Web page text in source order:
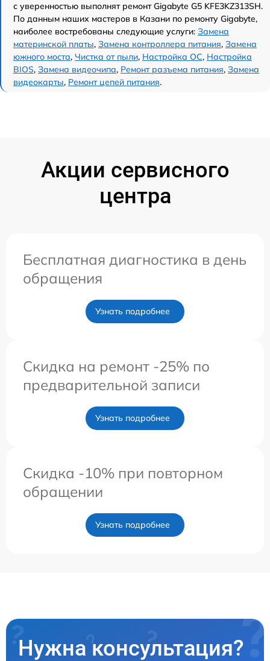
с уверенностью выполнят ремонт Gigabyte G5 KFE3KZ313SH.
По данным наших мастеров в Казани по ремонту Gigabyte,
наиболее востребованы следующие услуги: Замена
материнской платы, Замена контроллера питания, Замена
южного моста, Чистка от пыли, Настройка ОС, Настройка
BIOS, Замена видеочипа, Ремонт разъема питания, Замена
видеокарты, Ремонт цепей питания.
Акции сервисного
центра
Бесплатная диагностика в день
обращения
Узнать подробнее
Скидка на ремонт -25% по
предварительной записи
Узнать подробнее
Скидка -10% при повторном
обращении
Узнать подробнее
Нужна консультация?